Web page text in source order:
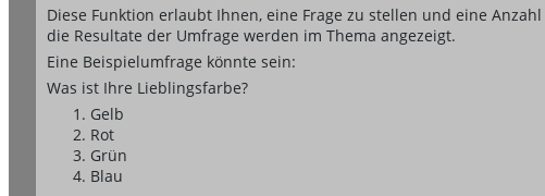
Diese Funktion erlaubt Ihnen, eine Frage zu stellen und eine
die Resultate der Umfrage werden im Thema angezeigt.
Eine Beispielumfrage könnte sein:
Was ist Ihre Lieblingsfarbe?
Gelb
Rot
Grün
Blau